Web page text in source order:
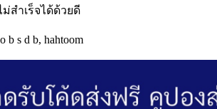
สำเร็จได้ด้วยดี
s d b, hahtoom